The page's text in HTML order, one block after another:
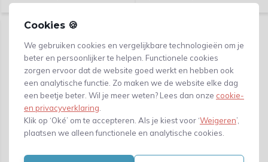
Cookies 🍪
We gebruiken cookies en vergelijkbare technologieën om je
beter en persoonlijker te helpen. Functionele cookies
zorgen ervoor dat de website goed werkt en hebben ook
een analytische functie. Zo maken we de website elke dag
een beetje beter. Wil je meer weten? Lees dan onze cookie-
en privacyverklaring
Klik op ‘Oké’ om te accepteren. Als je kiest voor ‘Weigeren’,
plaatsen we alleen functionele en analytische cookies.
Gebleekt kraftpapier wit -
gr/m²